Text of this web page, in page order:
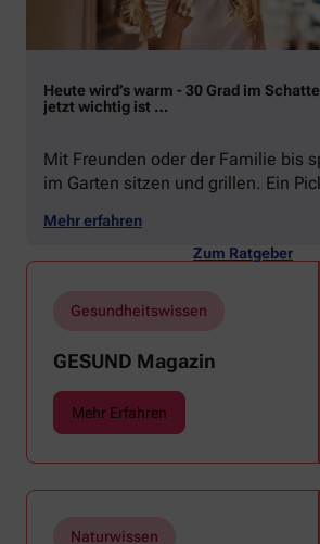
Heute wird’s warm - 30 Grad im
jetzt wichtig ist …
Mit Freunden oder der Familie bis
im Garten sitzen und grillen. Ein
den See gleiten oder eine Radtour
blühende Landschaft unternehmen
Doch manchmal macht er uns
schön zu schaffen. Wenn die
tagsüber auf mehr als 30 Grad
uns warme Tropennächte den
sehnen wir uns oft nach einem
Regenschauer und Abkühlung.
Mehr erfahren
Zum Ratgeber
Gesundheitswissen
GESUND Magazin
Mehr Erfahren
Naturwissen